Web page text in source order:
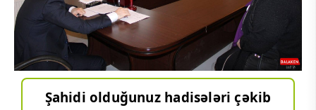
Şahidi olduğunuz hadisələri çəkib